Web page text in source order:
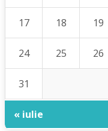
17 18 19
24 25 26
31
« iulie